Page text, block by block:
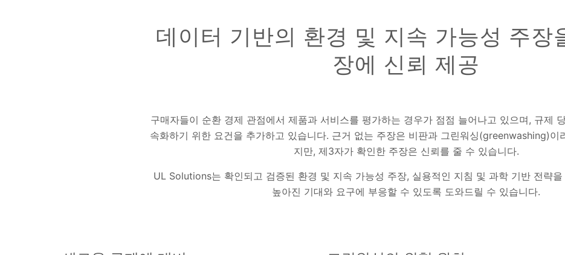
데이터 기반의 환경 및 지속 가능성 주장
장에 신뢰 제공
구매자들이 순환 경제 관점에서 제품과 서비스를 평가하는 경우가 점점 늘어나고 있으며, 규제
속화하기 위한 요건을 추가하고 있습니다. 근거 없는 주장은 비판과 그린워싱(greenwashing)이
지만, 제3자가 확인한 주장은 신뢰를 줄 수 있습니다.
UL Solutions는 확인되고 검증된 환경 및 지속 가능성 주장, 실용적인 지침 및 과학 기반 전략
높아진 기대와 요구에 부응할 수 있도록 도와드릴 수 있습니다.